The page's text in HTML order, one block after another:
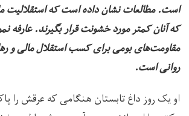
است. مطالعات نشان داده است که استقلالیت
که آنان کمتر مورد خشونت قرار بگیرند. عارفه
مقاومت‌های بومی برای کسب استقلال مالی و
روانی است.
او یک روز داغ تابستان هنگامی که عرقش را